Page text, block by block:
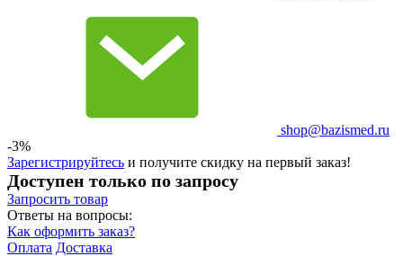
shop@bazismed.ru
-3%
Зарегистрируйтесь и получите скидку на первый заказ!
Доступен только по запросу
Запросить товар
Ответы на вопросы:
Как оформить заказ?
Оплата Доставка